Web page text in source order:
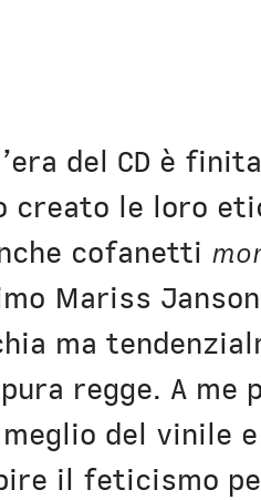
del CD è
creato le loro
cofanetti
Mariss
ma
regge. A me
del vinile
il feticismo